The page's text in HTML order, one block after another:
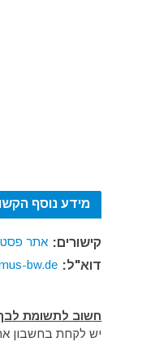
מידע נוסף
קישורים: אתר
דוא"ל: bw.de
חשוב לתשומת
יש לקחת בחשבון